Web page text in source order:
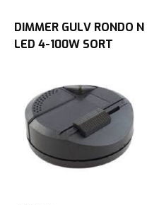
DIMMER GULV RONDO N
LED 4-100W SORT